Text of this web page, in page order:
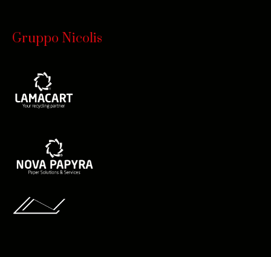
Gruppo Nicolis